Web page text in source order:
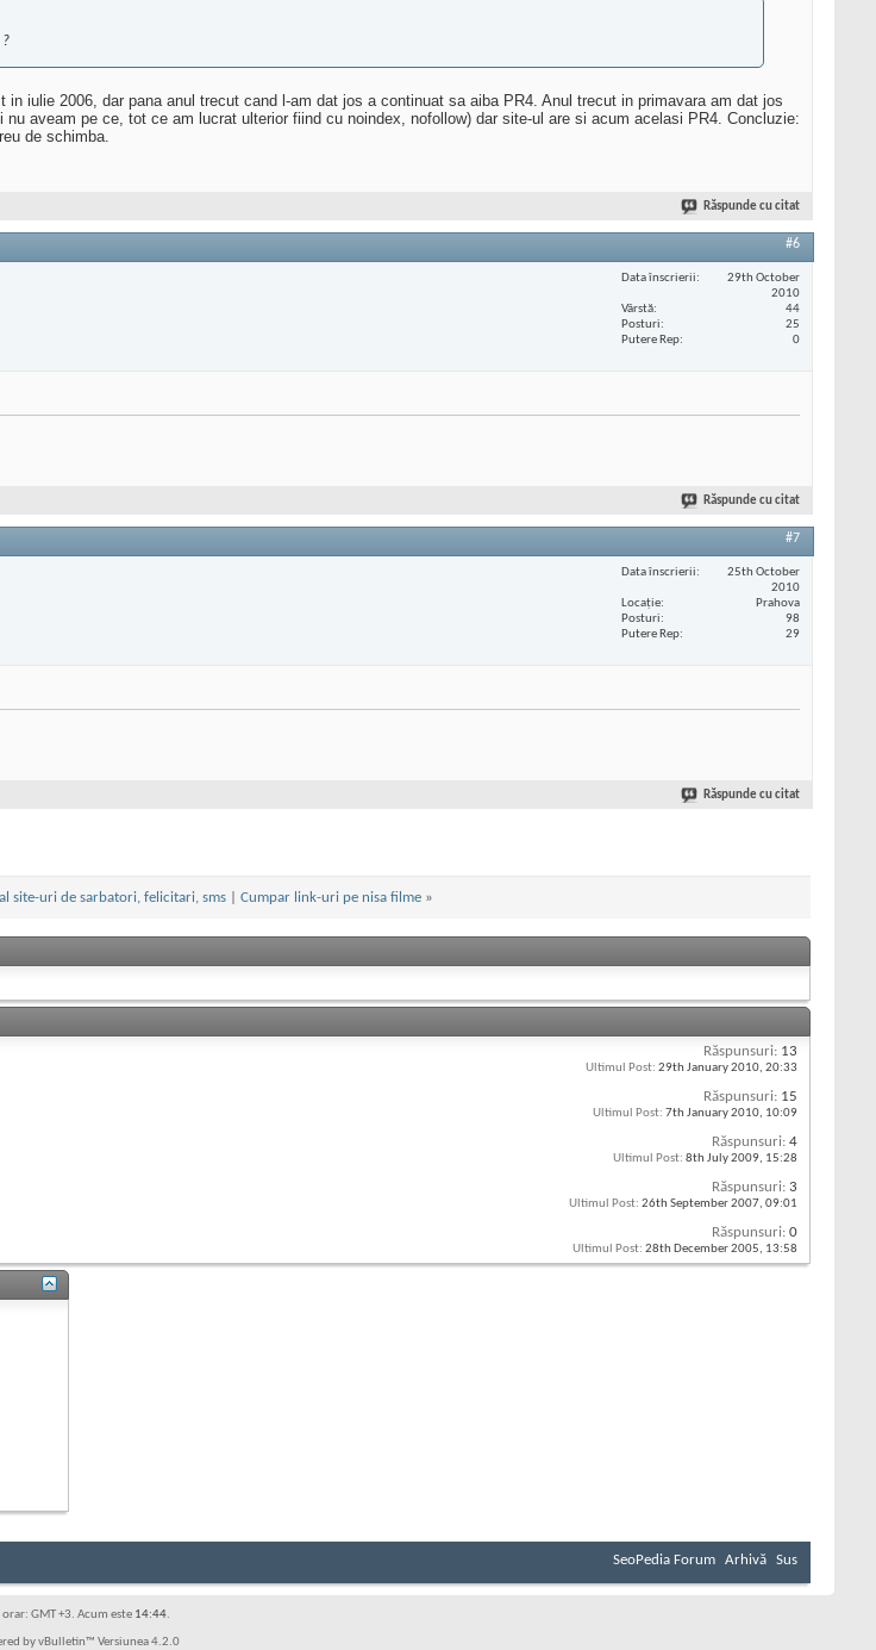
iulie 2006, dar pana anul trecut cand l-am dat jos a continuat sa aiba PR4. Anul trecut in primavara am dat jos
aveam pe ce, tot ce am lucrat ulterior fiind cu noindex, nofollow) dar site-ul are si acum acelasi PR4. Concluzie:
de schimba.
Răspunde cu citat
#6
Data înscrierii
29th October
2010
Vârstă
44
Posturi
25
Putere Rep
0
Răspunde cu citat
#7
Data înscrierii
25th October
2010
Locaţie
Prahova
Posturi
98
Putere Rep
29
Răspunde cu citat
site-uri de sarbatori, felicitari, sms| Cumpar link-uri pe nisa filme »
Răspunsuri: 13
Ultimul Post: 29th January 2010, 20:33
Răspunsuri: 15
Ultimul Post: 7th January 2010, 10:09
Răspunsuri: 4
Ultimul Post: 8th July 2009, 15:28
Răspunsuri: 3
Ultimul Post: 26th September 2007, 09:01
Răspunsuri: 0
Ultimul Post: 28th December 2005, 13:58
SeoPedia Forum Arhivă Sus
orar: GMT +3. Acum este 14:44.
by vBulletin™ Versiunea 4.2.0